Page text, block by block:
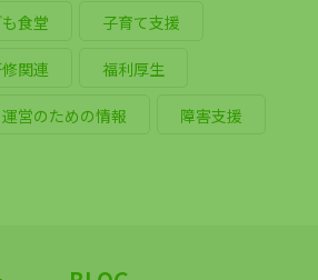
食堂 子育て支援
関連 福利厚生
運営のための情報 障害支援